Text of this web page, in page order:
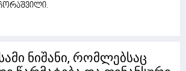
ნიშანი, რომლებსაც